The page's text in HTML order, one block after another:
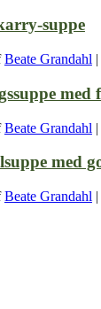
suppe
Beate Grandahl |
med
Beate Grandahl |
med
Beate Grandahl |